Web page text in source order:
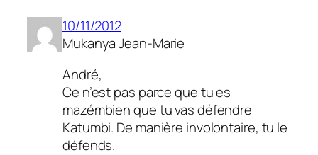
10/11/2012
Mukanya Jean-Marie
André,
Ce n’est pas parce que tu es
mazémbien que tu vas défendre
Katumbi. De manière involontaire, tu le
défends.